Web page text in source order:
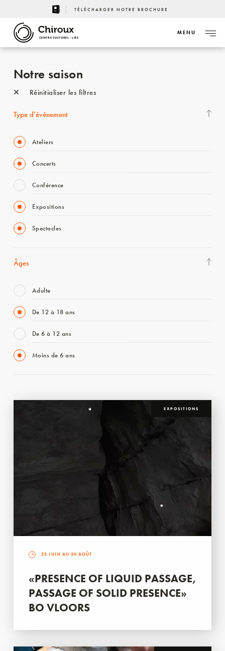
TÉLÉCHARGER NOTRE BROCHURE
CENTRE CULTUREL - LIÈGE
MENU
Notre saison
Réinitialiser les filtres
Type d’événement
Ateliers
Concerts
Conférence
Expositions
Spectacles
Âges
Adulte
De 12 à 18 ans
De 6 à 12 ans
Moins de 6 ans
EXPOSITIONS
25 JUIN AU 30 AOÛT
«PRESENCE OF LIQUID PASSAGE,
PASSAGE OF SOLID PRESENCE»
BO VLOORS